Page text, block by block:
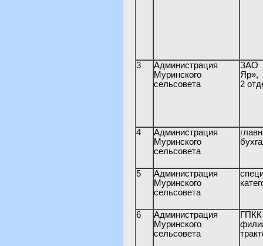
3
Администрация
Муринского
сельсовета
Яр»,
2
4
Администрация
Муринского
сельсовета
5
Администрация
Муринского
сельсовета
6
Администрация
Муринского
сельсовета